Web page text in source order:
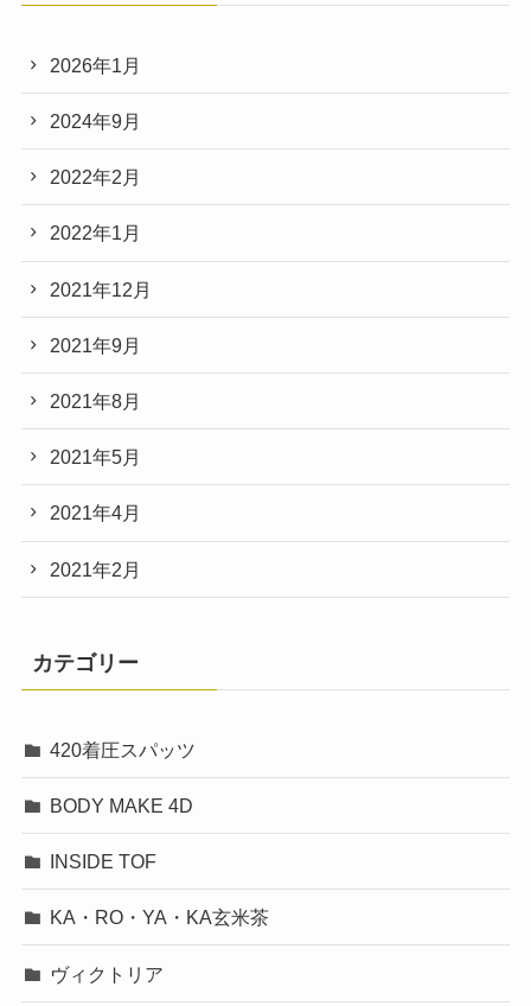
2026年1月
2024年9月
2022年2月
2022年1月
2021年12月
2021年9月
2021年8月
2021年5月
2021年4月
2021年2月
カテゴリー
420着圧スパッツ
BODY MAKE 4D
INSIDE TOF
KA・RO・YA・KA玄米茶
ヴィクトリア